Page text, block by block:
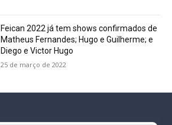
Feican 2022 já tem shows confirmados de
Matheus Fernandes; Hugo e Guilherme; e
Diego e Victor Hugo
25 de março de 2022